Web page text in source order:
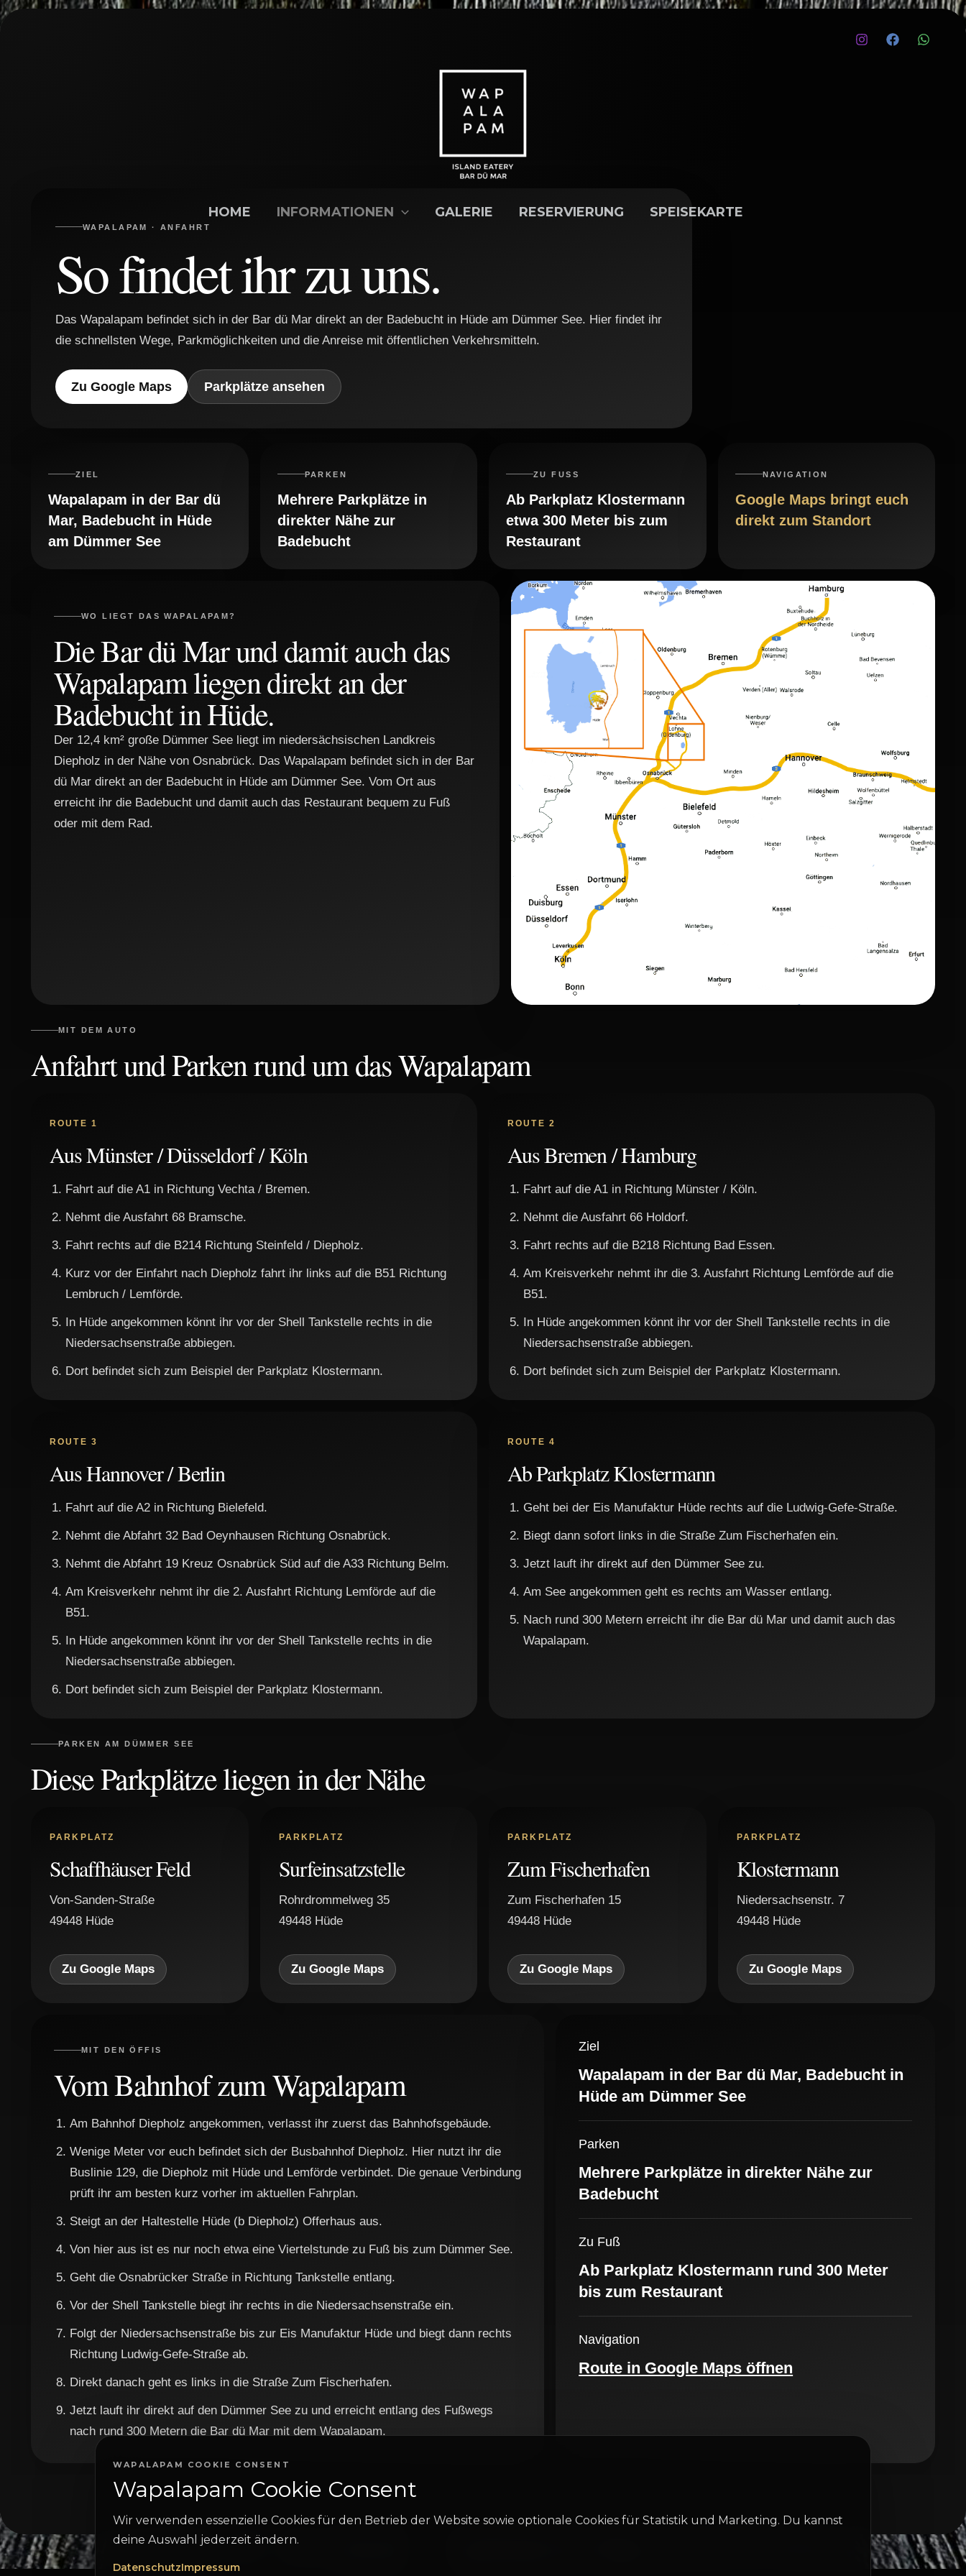
Zum Inhalt springen
HOME INFORMATIONEN GALERIE RESERVIERUNG SPEISEKARTE
WAPALAPAM · ANFAHRT
So findet ihr zu uns.
Das Wapalapam befindet sich in der Bar dü Mar direkt an der Badebucht in Hüde am Dümmer See. Hier findet ihr
die schnellsten Wege, Parkmöglichkeiten und die Anreise mit öffentlichen Verkehrsmitteln.
Zu Google Maps Parkplätze ansehen
ZIEL
Wapalapam in der Bar dü
Mar, Badebucht in Hüde
am Dümmer See
PARKEN
Mehrere Parkplätze in
direkter Nähe zur
Badebucht
ZU FUSS
Ab Parkplatz Klostermann
etwa 300 Meter bis zum
Restaurant
NAVIGATION
Google Maps bringt euch
direkt zum Standort
WO LIEGT DAS WAPALAPAM?
Die Bar dü Mar und damit auch das
Wapalapam liegen direkt an der
Badebucht in Hüde.
Der 12,4 km² große Dümmer See liegt im niedersächsischen Landkreis
Diepholz in der Nähe von Osnabrück. Das Wapalapam befindet sich in der Bar
dü Mar direkt an der Badebucht in Hüde am Dümmer See. Vom Ort aus
erreicht ihr die Badebucht und damit auch das Restaurant bequem zu Fuß
oder mit dem Rad.
MIT DEM AUTO
Anfahrt und Parken rund um das Wapalapam
ROUTE 1
Aus Münster / Düsseldorf / Köln
Fahrt auf die A1 in Richtung Vechta / Bremen.
Nehmt die Ausfahrt 68 Bramsche.
Fahrt rechts auf die B214 Richtung Steinfeld / Diepholz.
Kurz vor der Einfahrt nach Diepholz fahrt ihr links auf die B51 Richtung
Lembruch / Lemförde.
In Hüde angekommen könnt ihr vor der Shell Tankstelle rechts in die
Niedersachsenstraße abbiegen.
Dort befindet sich zum Beispiel der Parkplatz Klostermann.
ROUTE 2
Aus Bremen / Hamburg
Fahrt auf die A1 in Richtung Münster / Köln.
Nehmt die Ausfahrt 66 Holdorf.
Fahrt rechts auf die B218 Richtung Bad Essen.
Am Kreisverkehr nehmt ihr die 3. Ausfahrt Richtung Lemförde auf die
B51.
In Hüde angekommen könnt ihr vor der Shell Tankstelle rechts in die
Niedersachsenstraße abbiegen.
Dort befindet sich zum Beispiel der Parkplatz Klostermann.
ROUTE 3
Aus Hannover / Berlin
Fahrt auf die A2 in Richtung Bielefeld.
Nehmt die Abfahrt 32 Bad Oeynhausen Richtung Osnabrück.
Nehmt die Abfahrt 19 Kreuz Osnabrück Süd auf die A33 Richtung Belm.
Am Kreisverkehr nehmt ihr die 2. Ausfahrt Richtung Lemförde auf die
B51.
In Hüde angekommen könnt ihr vor der Shell Tankstelle rechts in die
Niedersachsenstraße abbiegen.
Dort befindet sich zum Beispiel der Parkplatz Klostermann.
ROUTE 4
Ab Parkplatz Klostermann
Geht bei der Eis Manufaktur Hüde rechts auf die Ludwig-Gefe-Straße.
Biegt dann sofort links in die Straße Zum Fischerhafen ein.
Jetzt lauft ihr direkt auf den Dümmer See zu.
Am See angekommen geht es rechts am Wasser entlang.
Nach rund 300 Metern erreicht ihr die Bar dü Mar und damit auch das
Wapalapam.
PARKEN AM DÜMMER SEE
Diese Parkplätze liegen in der Nähe
PARKPLATZ
Schaffhäuser Feld
Von-Sanden-Straße
49448 Hüde
Zu Google Maps
PARKPLATZ
Surfeinsatzstelle
Rohrdrommelweg 35
49448 Hüde
Zu Google Maps
PARKPLATZ
Zum Fischerhafen
Zum Fischerhafen 15
49448 Hüde
Zu Google Maps
PARKPLATZ
Klostermann
Niedersachsenstr. 7
49448 Hüde
Zu Google Maps
MIT DEN ÖFFIS
Vom Bahnhof zum Wapalapam
Am Bahnhof Diepholz angekommen, verlasst ihr zuerst das Bahnhofsgebäude.
Wenige Meter vor euch befindet sich der Busbahnhof Diepholz. Hier nutzt ihr die
Buslinie 129, die Diepholz mit Hüde und Lemförde verbindet. Die genaue Verbindung
prüft ihr am besten kurz vorher im aktuellen Fahrplan.
Steigt an der Haltestelle Hüde (b Diepholz) Offerhaus aus.
Von hier aus ist es nur noch etwa eine Viertelstunde zu Fuß bis zum Dümmer See.
Geht die Osnabrücker Straße in Richtung Tankstelle entlang.
Vor der Shell Tankstelle biegt ihr rechts in die Niedersachsenstraße ein.
Folgt der Niedersachsenstraße bis zur Eis Manufaktur Hüde und biegt dann rechts
Richtung Ludwig-Gefe-Straße ab.
Direkt danach geht es links in die Straße Zum Fischerhafen.
Jetzt lauft ihr direkt auf den Dümmer See zu und erreicht entlang des Fußwegs
nach rund 300 Metern die Bar dü Mar mit dem Wapalapam.
Ziel
Wapalapam in der Bar dü Mar, Badebucht in
Hüde am Dümmer See
Parken
Mehrere Parkplätze in direkter Nähe zur
Badebucht
Zu Fuß
Ab Parkplatz Klostermann rund 300 Meter
bis zum Restaurant
Navigation
Route in Google Maps öffnen
WAPALAPAM COOKIE CONSENT
Wapalapam Cookie Consent
Wir verwenden essenzielle Cookies für den Betrieb der Website sowie optionale Cookies für Statistik und Marketing. Du kannst
deine Auswahl jederzeit ändern.
DatenschutzImpressum